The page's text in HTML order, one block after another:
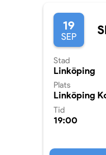
19
SEP
Stad
Linköping
Plats
Linköping
Tid
19:00